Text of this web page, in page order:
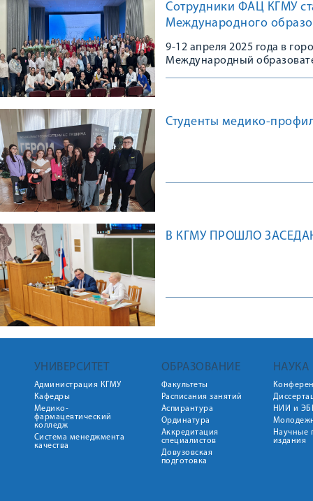
Сотрудники ФАЦ КГМУ
Международного
9-12 апреля 2025 года в
Международный
области.
Студенты медико-
В КГМУ ПРОШЛО
УНИВЕРСИТЕТ
Администрация КГМУ
Кафедры
Медико-
фармацевтический
колледж
Система менеджмента
качества
ОБРАЗОВАНИЕ
Факультеты
Расписания занятий
Аспирантура
Ординатура
Аккредитация
специалистов
Довузовская
подготовка
НАУКА
НИИ и
Научные
издания